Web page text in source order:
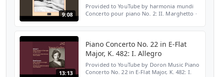
9:08
Provided to YouTube by harmonia mundi
Concerto pour piano No. 2: II. Marghetto ·
13:13
Piano Concerto No. 22 in E-Flat
Major, K. 482: I. Allegro
Provided to YouTube by Doron Music Piano
Concerto No. 22 in E-Flat Major, K. 482: I.